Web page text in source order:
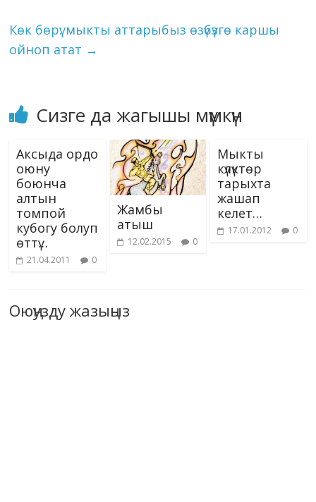
ki
Көк бөрү: мыкты аттарыбыз өзүбүзгө каршы
ойноп атат →
Сизге да жагышы мүмкүн
Аксыда ордо
оюну
боюнча
алтын
томпой
кубогу болуп
өттү…
21.04.2011 0
Жамбы
атыш
12.02.2015 0
Мыкты
күлүктөр
тарыхта
жашап
келет…
17.01.2012 0
Оюңузду жазыңыз